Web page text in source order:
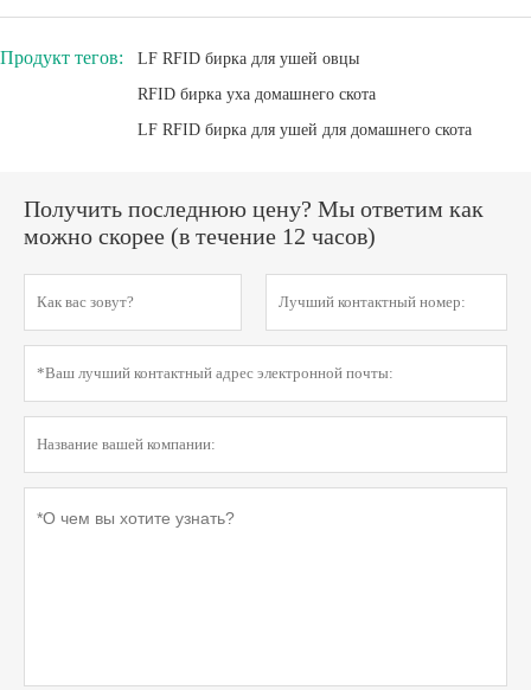
Продукт тегов:
LF RFID бирка для ушей овцы
RFID бирка уха домашнего скота
LF RFID бирка для ушей для домашнего скота
Получить последнюю цену? Мы ответим как
можно скорее (в течение 12 часов)